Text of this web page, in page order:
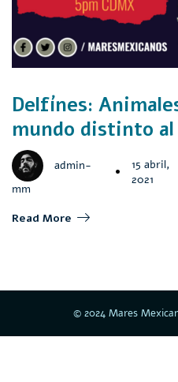
Delfínes:
mundo distinto
admin-
mm
15 abril,
2021
Read More
© 2024 Mares